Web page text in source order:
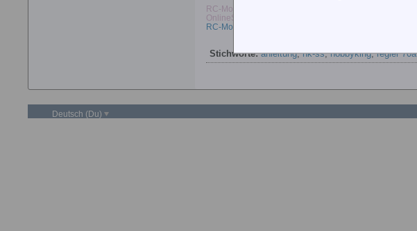
RC-Modellbau-Center
OnlineShop
RC-Modellbau-Center
Stichworte: anleitung,hk-ss,hobbyking,regler 70a
Deutsch (Du)